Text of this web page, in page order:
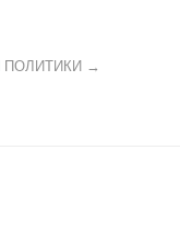
ПОЛИТИКИ →